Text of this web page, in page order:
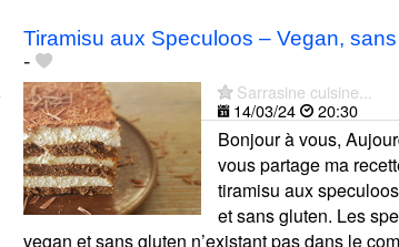
Tiramisu aux Speculoos – Vegan,
-
Sarrasine cuisine...
14/03/24
20:30
Bonjour à vous,
vous partage ma
tiramisu aux
et sans gluten. Les
vegan et sans gluten n’existant pas dans le